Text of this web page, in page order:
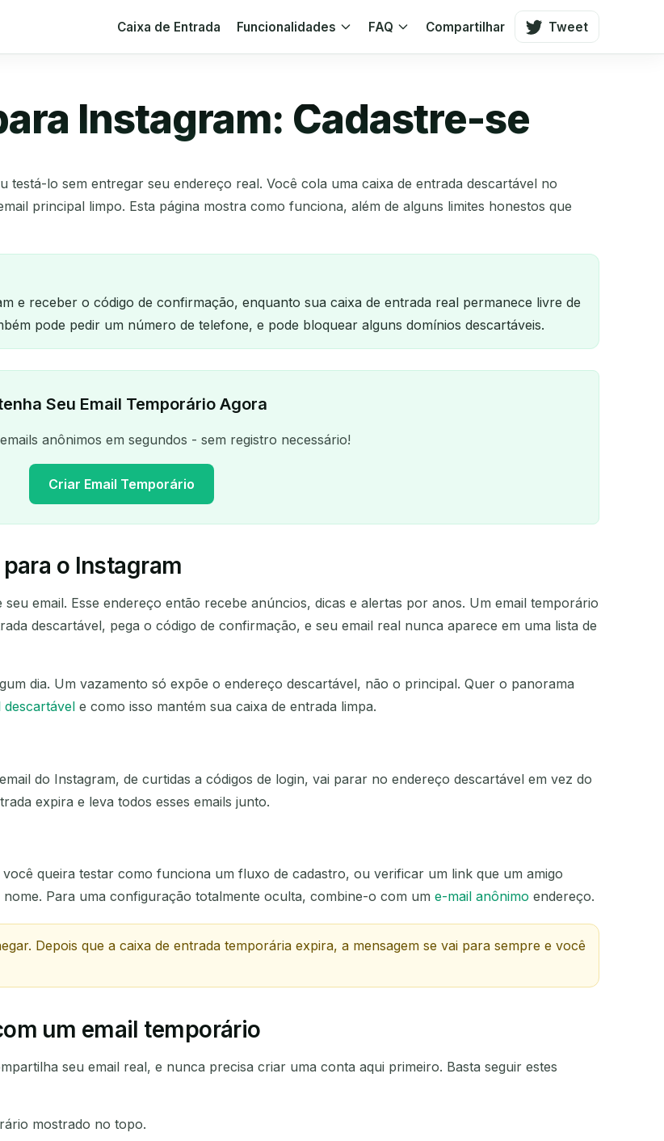
Caixa de Entrada Funcionalidades FAQ Compartilhar Tweet
Instagram: Cadastre-se
testá-lo sem entregar seu endereço real. Você cola uma caixa de entrada descartável no
principal limpo. Esta página mostra como funciona, além de alguns limites honestos que
e receber o código de confirmação, enquanto sua caixa de entrada real permanece livre de
pode pedir um número de telefone, e pode bloquear alguns domínios descartáveis.
Seu Email Temporário Agora
anônimos em segundos - sem registro necessário!
Criar Email Temporário
de e-mail temporário:
Copiar QR
Alterar e-mail Atualizar
ASSUNTO
o Instagram
email. Esse endereço então recebe anúncios, dicas e alertas por anos. Um email temporário
descartável, pega o código de confirmação, e seu email real nunca aparece em uma lista de
dia. Um vazamento só expõe o endereço descartável, não o principal. Quer o panorama
descartável e como isso mantém sua caixa de entrada limpa.
do Instagram, de curtidas a códigos de login, vai parar no endereço descartável em vez do
expira e leva todos esses emails junto.
queira testar como funciona um fluxo de cadastro, ou verificar um link que um amigo
Para uma configuração totalmente oculta, combine-o com um e-mail anônimo endereço.
Depois que a caixa de entrada temporária expira, a mensagem se vai para sempre e você
um email temporário
seu email real, e nunca precisa criar uma conta aqui primeiro. Basta seguir estes
mostrado no topo.